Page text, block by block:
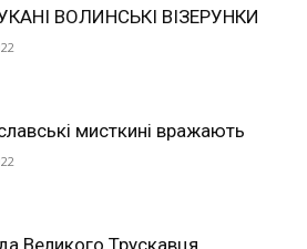
ВОЛИНСЬКІ ВІЗЕРУНКИ
мисткині вражають
Великого Трускавця